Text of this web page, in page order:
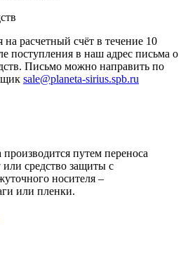
на расчетный счёт в течение 10
поступления в наш адрес письма о
Письмо можно направить по
sale@planeta-sirius.spb.ru
производится путем переноса
средство защиты с
носителя –
или пленки.